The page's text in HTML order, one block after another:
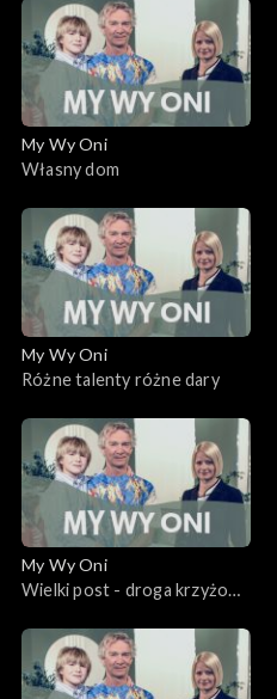
My Wy Oni
Własny dom
My Wy Oni
Różne talenty różne dary
My Wy Oni
Wielki post - droga krzyżowa